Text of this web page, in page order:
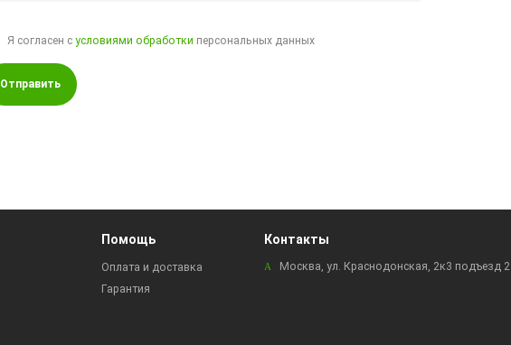
Я согласен сусловиями обработки персональных данных
Отправить
Помощь
Оплата и доставка
Гарантия
Контакты
Москва, ул. Краснодонская, 2к3 подъезд 2